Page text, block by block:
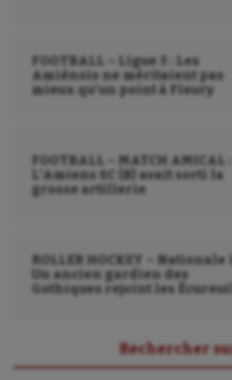
FOOTBALL – Ligue 3 : Les
Amiénois ne méritaient pas
mieux qu’un point à Fleury
FOOTBALL – MATCH AMICAL :
L’Amiens SC (B) avait sorti la
grosse artillerie
ROLLER HOCKEY – Nationale 1
Un ancien gardien des
Gothiques rejoint les
Rechercher